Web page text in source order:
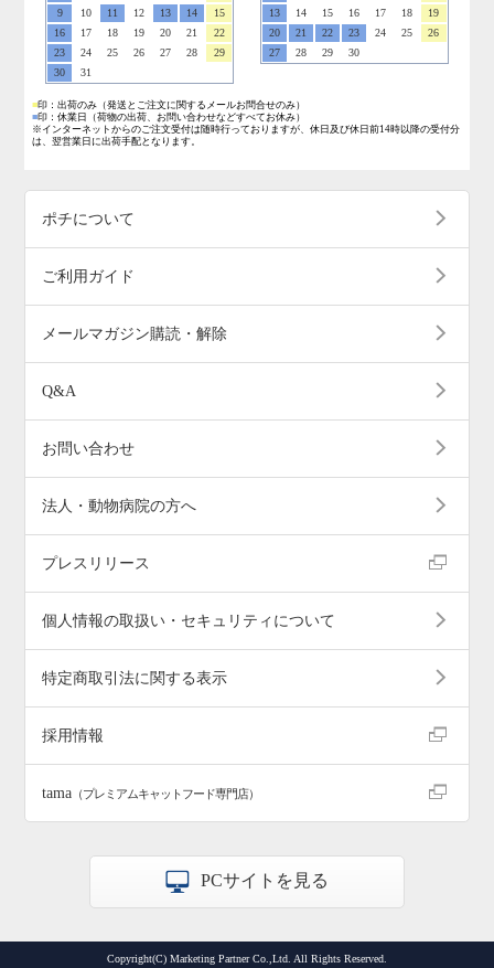
9
10 11 12 13 14
15
16
17 18 19 20 21
22
23
24 25 26 27 28
29
30
31
13
14 15 16 17 18
19
20
21 22 23 24 25
26
27
28 29 30
■印：出荷のみ （発送とご注文に関するメールお問合せのみ）
■印：休業日
（荷物の出荷、お問い合わせなどすべてお休み）
※インターネットからのご注文受付は随時行っておりますが、休日及び休日前14時以降の受付分
は、翌営業日に出荷手配となります。
ポチについて
ご利用ガイド
メールマガジン購読・解除
Q&A
お問い合わせ
法人・動物病院の方へ
プレスリリース
個人情報の取扱い・セキュリティについて
特定商取引法に関する表示
採用情報
tama （プレミアムキャットフード専門店）
PCサイトを見る
Copyright(C) Marketing Partner Co.,Ltd. All Rights Reserved.